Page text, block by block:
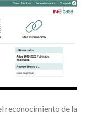
reconocimiento de la